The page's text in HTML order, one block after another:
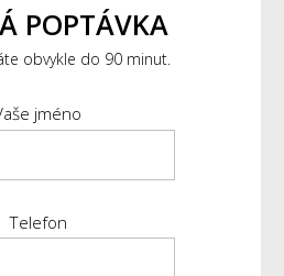
POPTÁVKA
obvykle do 90 minut.
jméno
Telefon